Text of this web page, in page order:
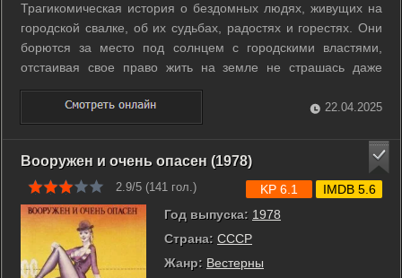
Трагикомическая история о бездомных людях, живущих на
городской свалке, об их судьбах, радостях и горестях. Они
борются за место под солнцем с городскими властями,
отстаивая свое право жить на земле не страшась даже
танков, посланных чиновниками… ...
22.04.2025
Вооружен и очень опасен (1978)
2.9/5 (141 гол.)
Год выпуска: 1978
Страна: СССР
Жанр: Вестерны
KP 6.1 IMDB 5.6